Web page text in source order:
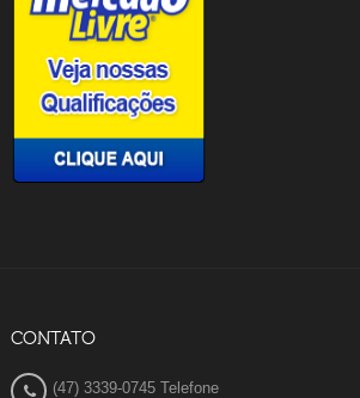
CONTATO
(47) 3339-0745 Telefone